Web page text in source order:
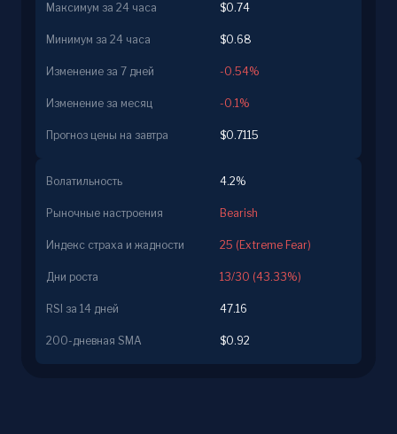
Максимум за 24 часа $0.74
Минимум за 24 часа $0.68
Изменение за 7 дней -0.54%
Изменение за месяц -0.1%
Прогноз цены на завтра $0.7115
Волатильность 4.2%
Рыночные настроения Bearish
Индекс страха и жадности 25 (Extreme Fear)
Дни роста 13/30 (43.33%)
RSI за 14 дней 47.16
200-дневная SMA $0.92